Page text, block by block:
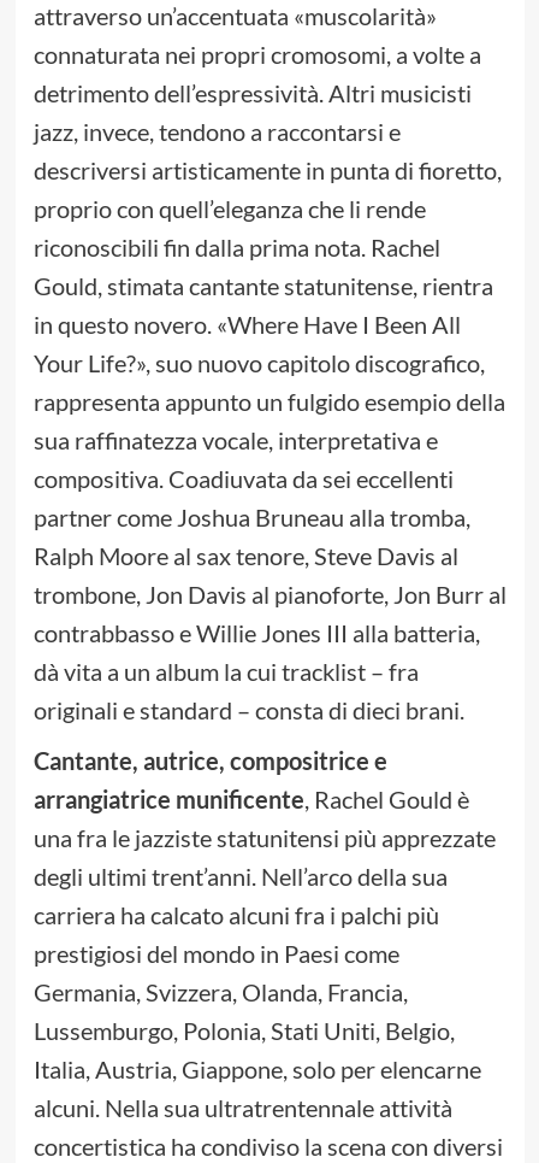
attraverso un’accentuata «muscolarità»
connaturata nei propri cromosomi, a volte a
detrimento dell’espressività. Altri musicisti
jazz, invece, tendono a raccontarsi e
descriversi artisticamente in punta di fioretto,
proprio con quell’eleganza che li rende
riconoscibili fin dalla prima nota. Rachel
Gould, stimata cantante statunitense, rientra
in questo novero. «Where Have I Been All
Your Life?», suo nuovo capitolo discografico,
rappresenta appunto un fulgido esempio della
sua raffinatezza vocale, interpretativa e
compositiva. Coadiuvata da sei eccellenti
partner come Joshua Bruneau alla tromba,
Ralph Moore al sax tenore, Steve Davis al
trombone, Jon Davis al pianoforte, Jon Burr al
contrabbasso e Willie Jones III alla batteria,
dà vita a un album la cui tracklist – fra
originali e standard – consta di dieci brani.
Cantante, autrice, compositrice e
arrangiatrice munificente, Rachel Gould è
una fra le jazziste statunitensi più apprezzate
degli ultimi trent’anni. Nell’arco della sua
carriera ha calcato alcuni fra i palchi più
prestigiosi del mondo in Paesi come
Germania, Svizzera, Olanda, Francia,
Lussemburgo, Polonia, Stati Uniti, Belgio,
Italia, Austria, Giappone, solo per elencarne
alcuni. Nella sua ultratrentennale attività
concertistica ha condiviso la scena con diversi